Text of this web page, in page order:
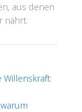
aus denen
nährt.